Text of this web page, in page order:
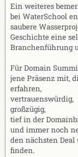
Ein weiteres
bei WaterSchool
saubere
Geschichte eine
Branchenführung
Für Domain
jene Präsenz mit,
erfahren,
vertrauenswürdig,
großzügig,
tief in der
und immer noch
den nächsten
finden.